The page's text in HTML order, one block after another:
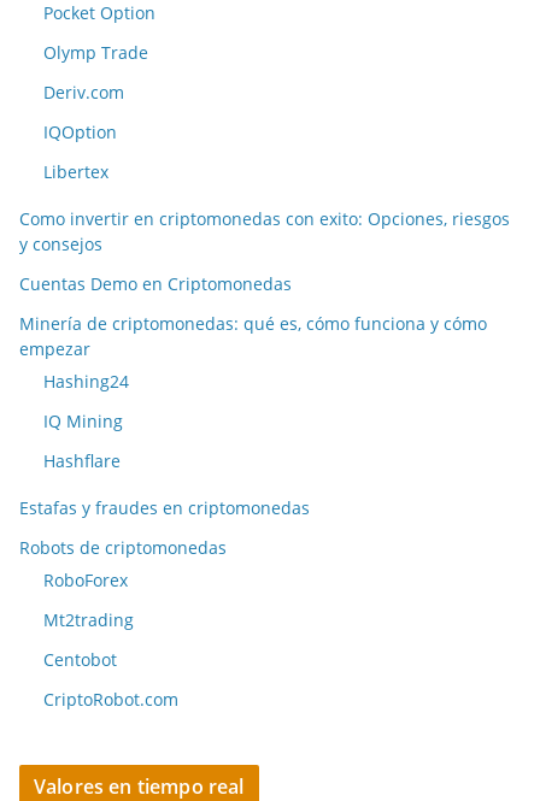
Pocket Option
Olymp Trade
Deriv.com
IQOption
Libertex
Como invertir en criptomonedas con exito: Opciones, riesgos
y consejos
Cuentas Demo en Criptomonedas
Minería de criptomonedas: qué es, cómo funciona y cómo
empezar
Hashing24
IQ Mining
Hashflare
Estafas y fraudes en criptomonedas
Robots de criptomonedas
RoboForex
Mt2trading
Centobot
CriptoRobot.com
Valores en tiempo real